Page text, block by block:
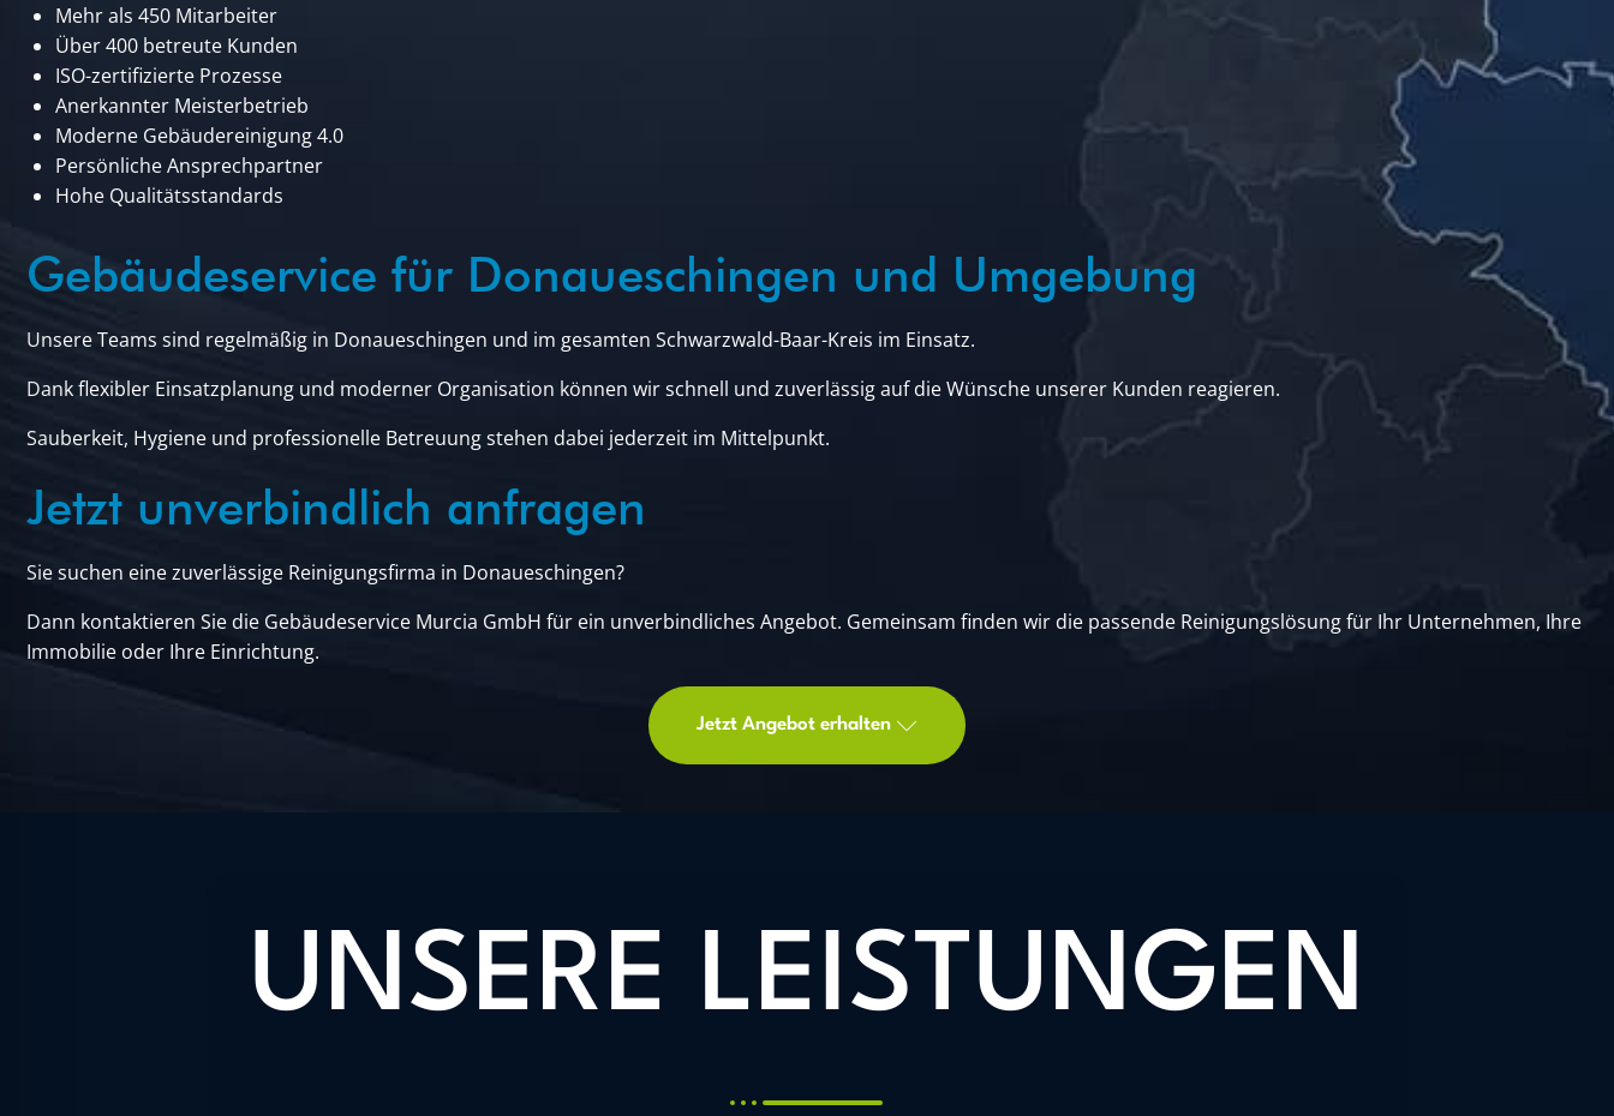
Mehr als 450 Mitarbeiter
Über 400 betreute Kunden
ISO-zertifizierte Prozesse
Anerkannter Meisterbetrieb
Moderne Gebäudereinigung 4.0
Persönliche Ansprechpartner
Hohe Qualitätsstandards
Gebäudeservice für Donaueschingen und Umgebung
Unsere Teams sind regelmäßig in Donaueschingen und im gesamten Schwarzwald-Baar-Kreis im Einsatz.
Dank flexibler Einsatzplanung und moderner Organisation können wir schnell und zuverlässig auf die Wünsche unserer Kunden reagieren.
Sauberkeit, Hygiene und professionelle Betreuung stehen dabei jederzeit im Mittelpunkt.
Jetzt unverbindlich anfragen
Sie suchen eine zuverlässige Reinigungsfirma in Donaueschingen?
Dann kontaktieren Sie die Gebäudeservice Murcia GmbH für ein unverbindliches Angebot. Gemeinsam finden wir die passende Reinigungslösung für Ihr Unternehmen, Ihre
Immobilie oder Ihre Einrichtung.
Jetzt Angebot erhalten
UNSERE LEISTUNGEN